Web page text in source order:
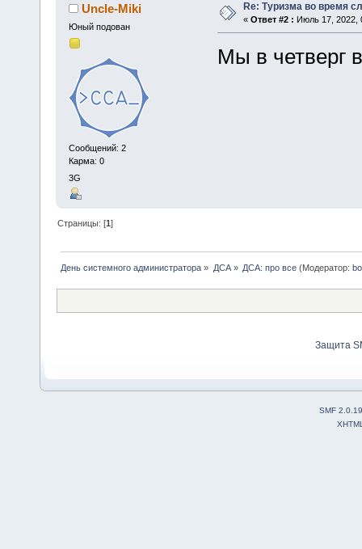
Uncle-Miki
Юный подован
Сообщений: 2
Карма: 0
3G
Re: Туризма во время
« Ответ #2 : Июль 17, 2022,
Мы в четверг
Страницы: [1]
День системного администратора » ДСА» ДСА: про все(Модератор:
Защита
SMF 2.0.19